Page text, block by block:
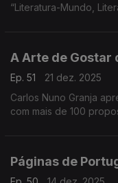
“Literatura-Mundo,
A Arte de Gostar
Ep. 51
21 dez. 2025
Carlos Nuno Granja
com mais de 100
Páginas de